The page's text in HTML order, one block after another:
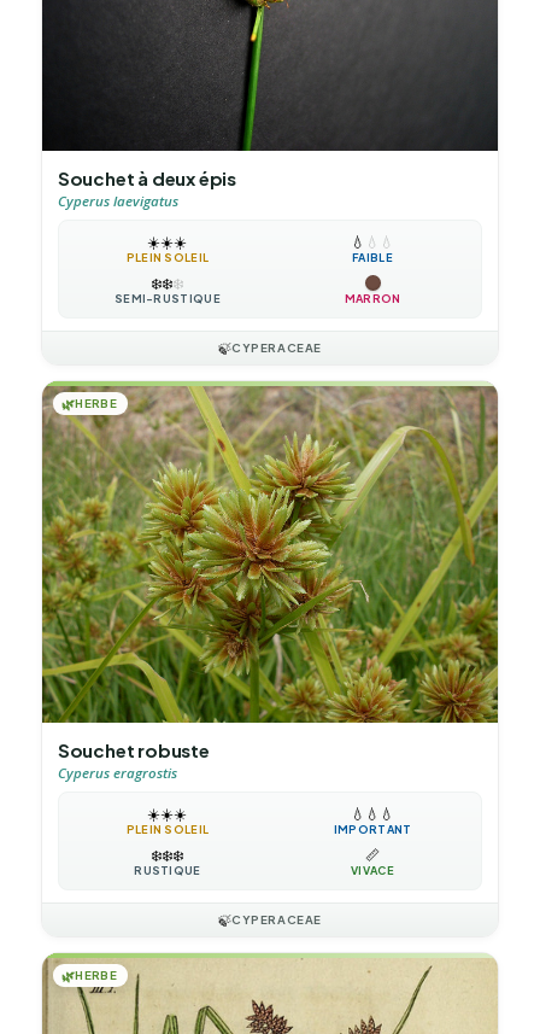
Souchet à deux épis
Cyperus laevigatus
☀️☀️☀️
PLEIN SOLEIL
💧 💧 💧
FAIBLE
❄️❄️❄️
SEMI-RUSTIQUE MARRON
🍃CYPERACEAE
🌿HERBE
Souchet robuste
Cyperus eragrostis
☀️☀️☀️
PLEIN SOLEIL
💧 💧 💧
IMPORTANT
❄️❄️❄️
RUSTIQUE
📏
VIVACE
🍃CYPERACEAE
🌿HERBE